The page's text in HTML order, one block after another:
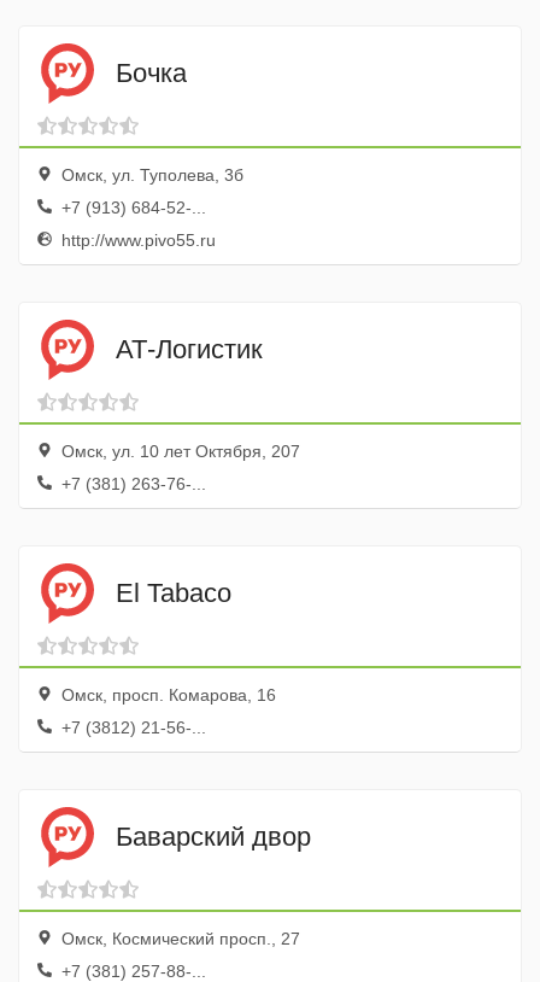
Бочка
Омск, ул. Туполева, 3б
+7 (913) 684-52-...
http://www.pivo55.ru
АТ-Логистик
Омск, ул. 10 лет Октября, 207
+7 (381) 263-76-...
El Tabaco
Омск, просп. Комарова, 16
+7 (3812) 21-56-...
Баварский двор
Омск, Космический просп., 27
+7 (381) 257-88-...